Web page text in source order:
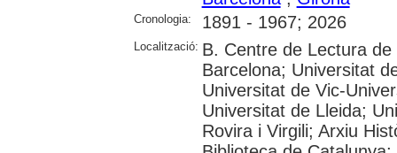
Cronologia: 1891 - 1967; 2026
Localització: B. Centre de Lectura
Barcelona; Universitat
Universitat de Vic-
Universitat de Lleida;
Rovira i Virgili; Arxiu